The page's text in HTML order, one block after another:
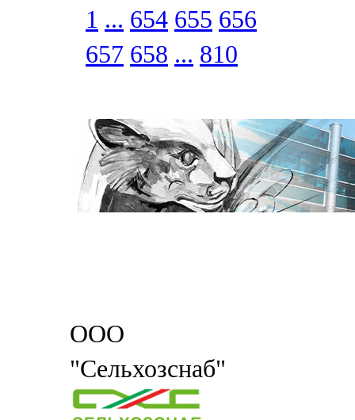
1 ... 654 655 656
657 658 ... 810
ООО
"Сельхозснаб"